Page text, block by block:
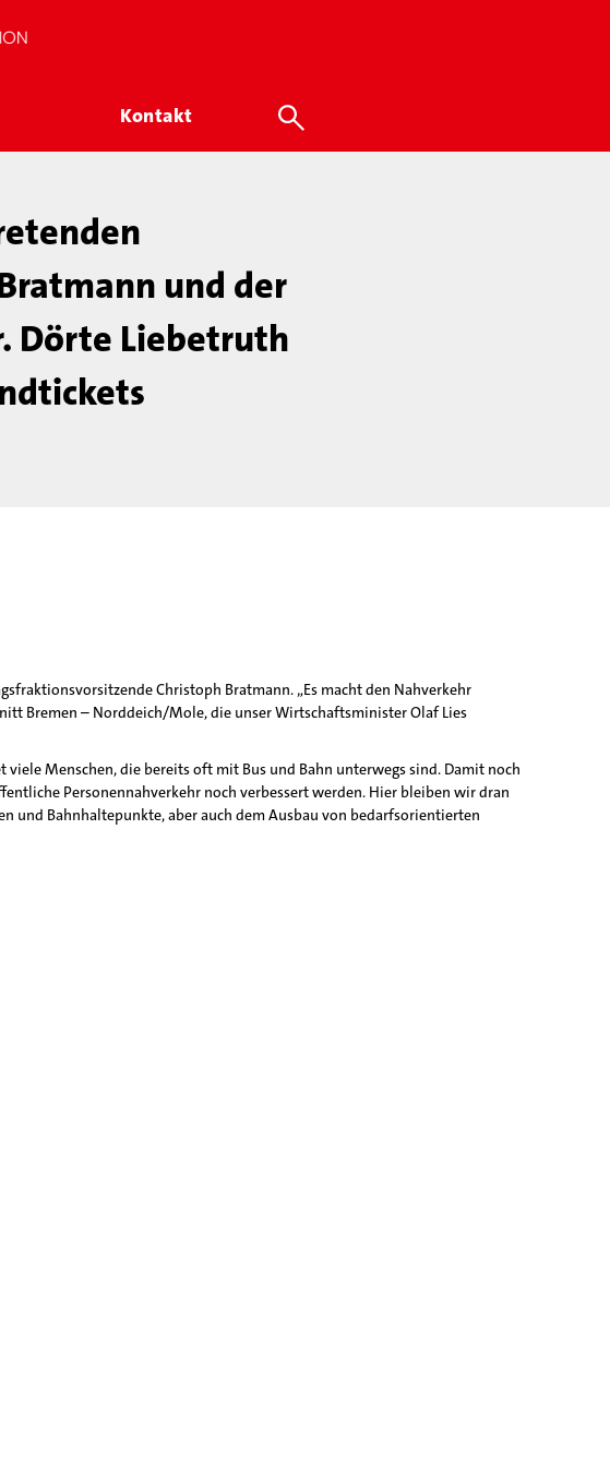
Kontakt
und der
Dörte Liebetruth
Christoph Bratmann. „Es macht den Nahverkehr
Bremen – Norddeich/Mole, die unser Wirtschaftsminister Olaf Lies
Menschen, die bereits oft mit Bus und Bahn unterwegs sind. Damit noch
Personennahverkehr noch verbessert werden. Hier bleiben wir dran
und Bahnhaltepunkte, aber auch dem Ausbau von bedarfsorientierten